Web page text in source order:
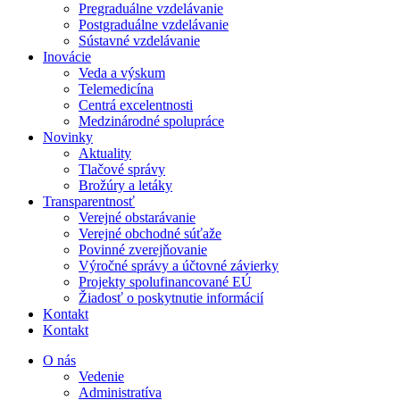
Pregraduálne vzdelávanie
Postgraduálne vzdelávanie
Sústavné vzdelávanie
Inovácie
Veda a výskum
Telemedicína
Centrá excelentnosti
Medzinárodné spolupráce
Novinky
Aktuality
Tlačové správy
Brožúry a letáky
Transparentnosť
Verejné obstarávanie
Verejné obchodné súťaže
Povinné zverejňovanie
Výročné správy a účtovné závierky
Projekty spolufinancované EÚ
Žiadosť o poskytnutie informácií
Kontakt
Kontakt
O nás
Vedenie
Administratíva